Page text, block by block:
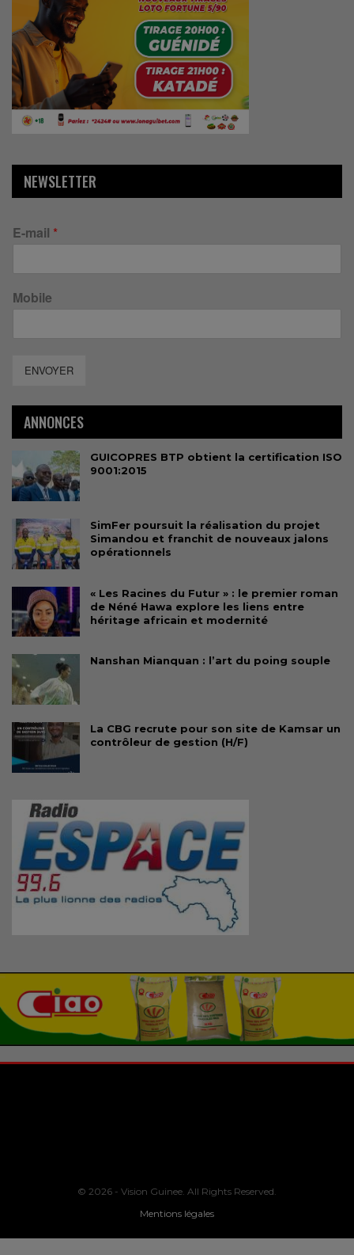
NEWSLETTER
E-mail *
Mobile
ENVOYER
ANNONCES
GUICOPRES BTP obtient la certification ISO
9001:2015
SimFer poursuit la réalisation du projet
Simandou et franchit de nouveaux jalons
opérationnels
« Les Racines du Futur » : le premier roman
de Néné Hawa explore les liens entre
héritage africain et modernité
Nanshan Mianquan : l’art du poing souple
La CBG recrute pour son site de Kamsar un
contrôleur de gestion (H/F)
© 2026 - Vision Guinee. All Rights Reserved.
Mentions légales